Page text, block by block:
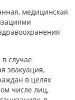
медицинская
случае
эвакуация,
в целях
числе лиц,